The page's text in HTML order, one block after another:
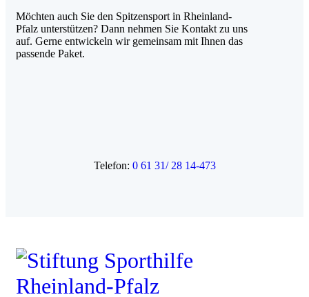
Möchten auch Sie den Spitzensport in Rheinland-
Pfalz unterstützen? Dann nehmen Sie Kontakt zu uns
auf. Gerne entwickeln wir gemeinsam mit Ihnen das
passende Paket.
Telefon: 0 61 31/ 28 14-473